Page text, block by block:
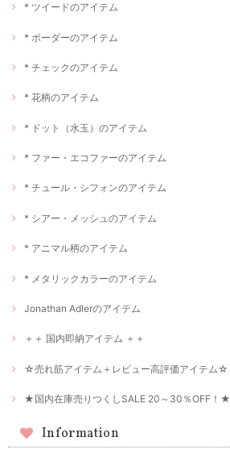
* ツイードのアイテム
* ボーダーのアイテム
* チェックのアイテム
* 花柄のアイテム
* ドット（水玉）のアイテム
* ファー・エコファーのアイテム
* チュール・シフォンのアイテム
* シアー・メッシュのアイテム
* アニマル柄のアイテム
* メタリックカラーのアイテム
Jonathan Adlerのアイテム
＋＋ 国内即納アイテム ＋＋
☆売れ筋アイテム＋レビュー高評価アイテム☆
★国内在庫売りつくしSALE 20～30％OFF！★
Information